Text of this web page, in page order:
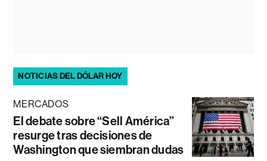
NOTICIAS DEL DÓLAR HOY
MERCADOS
El debate sobre “Sell América”
resurge tras decisiones de
Washington que siembran dudas